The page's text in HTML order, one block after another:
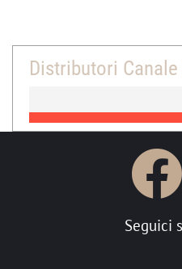
Distributori
Seguici